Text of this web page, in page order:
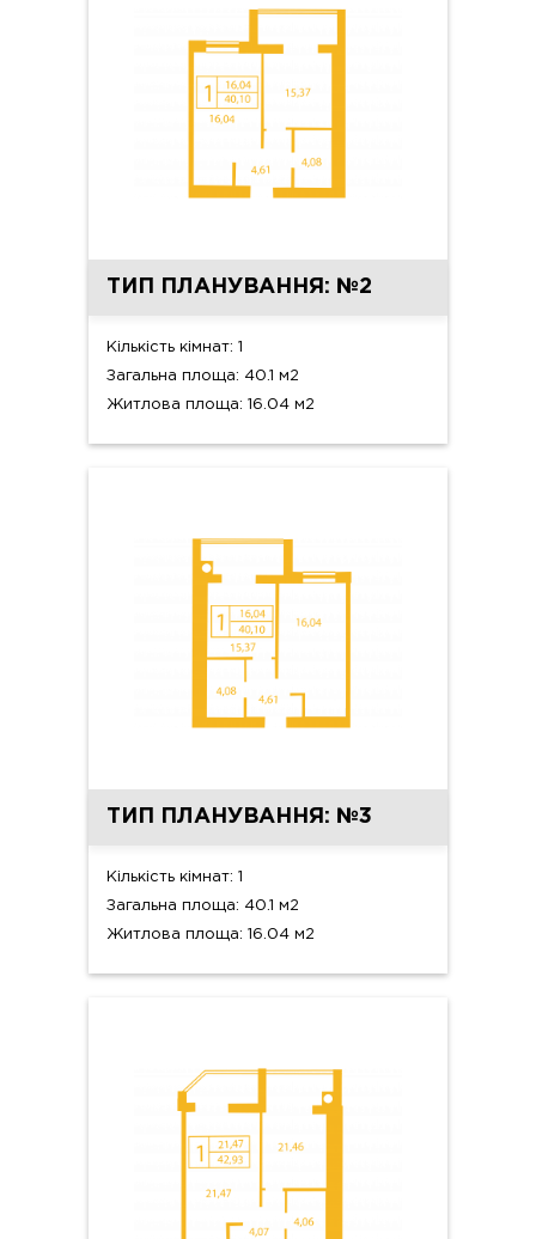
ТИП ПЛАНУВАННЯ: №2
Кількість кімнат: 1
Загальна площа: 40.1 м2
Житлова площа: 16.04 м2
ТИП ПЛАНУВАННЯ: №3
Кількість кімнат: 1
Загальна площа: 40.1 м2
Житлова площа: 16.04 м2